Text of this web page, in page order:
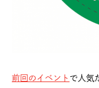
前回のイベント で人気